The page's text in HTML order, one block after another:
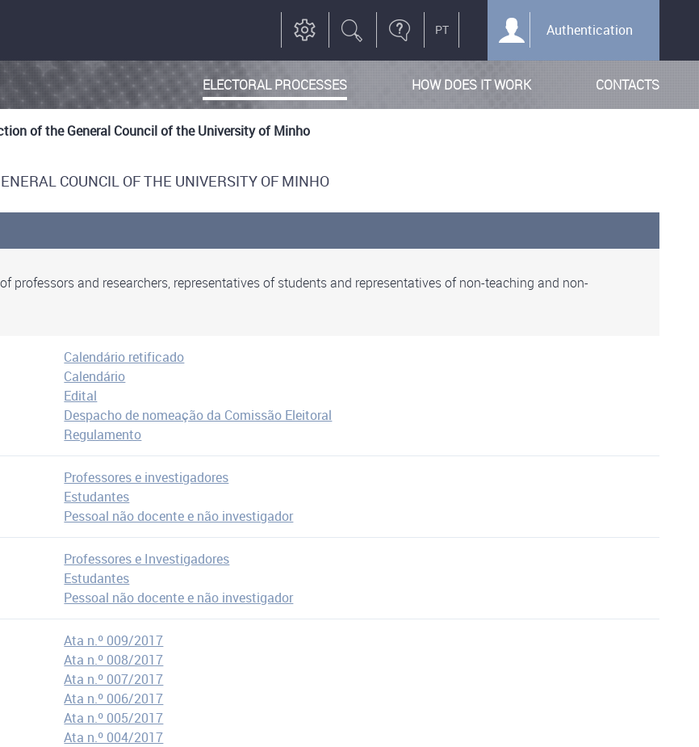
Authentication
ELECTORAL PROCESSES HOW DOES IT WORK CONTACTS
of the General Council of the University of Minho
COUNCIL OF THE UNIVERSITY OF MINHO
professors and researchers, representatives of students and representatives of non-teaching and non-
Calendário retificado
Calendário
Edital
Despacho de nomeação da Comissão Eleitoral
Regulamento
Professores e investigadores
Estudantes
Pessoal não docente e não investigador
Professores e Investigadores
Estudantes
Pessoal não docente e não investigador
Ata n.º 009/2017
Ata n.º 008/2017
Ata n.º 007/2017
Ata n.º 006/2017
Ata n.º 005/2017
Ata n.º 004/2017